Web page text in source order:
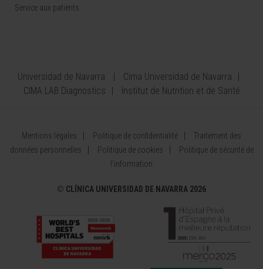
Service aux patients
Universidad de Navarra
Cima Universidad de Navarra
CIMA LAB Diagnostics
Institut de Nutrition et de Santé
Mentions légales Politique de confidentialité
Traitement des
données personnelles
Politique de cookies
Politique de sécurité de
l’information
© CLÍNICA UNIVERSIDAD DE NAVARRA 2026